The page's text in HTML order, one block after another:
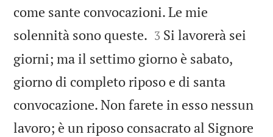
come sante convocazioni. Le mie
solennità sono queste. 

3 Si lavorerà sei
giorni; ma il settimo giorno è sabato,
giorno di completo riposo e di santa
convocazione. Non farete in esso nessun
lavoro; è un riposo consacrato al Signore